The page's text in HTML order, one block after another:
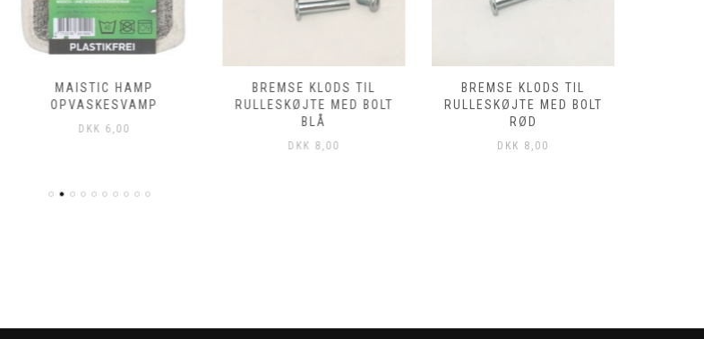
MAISTIC HAMP
OPVASKESVAMP
DKK6,00
BREMSE KLODS TIL
RULLESKØJTE MED BOLT
BLÅ
DKK8,00
BREMSE KLODS TIL
RULLESKØJTE MED BOLT
RØD
DKK 8,00